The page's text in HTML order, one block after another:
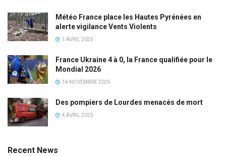
Météo France place les Hautes Pyrénées en
alerte vigilance Vents Violents
1 AVRIL 2025
France Ukraine 4 à 0, la France qualifiée pour le
Mondial 2026
14 NOVEMBRE 2025
Des pompiers de Lourdes menacés de mort
4 AVRIL 2025
Recent News